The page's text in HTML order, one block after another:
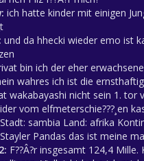
ich hatte kinder mit einigen
und da hhecki wieder emo ist
bin ich der eher
wahres ich ist die
wakabayashi nicht sein 1. tor
vom elfmeterschie???¸en
Stadt: sambia Land: afrika
Pandas das ist meine
F??Â?r insgesamt 124,4 Mille.